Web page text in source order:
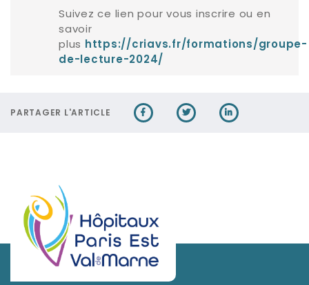
Suivez ce lien pour vous inscrire ou en
savoir
plus https://criavs.fr/formations/groupe-
de-lecture-2024/
PARTAGER L'ARTICLE